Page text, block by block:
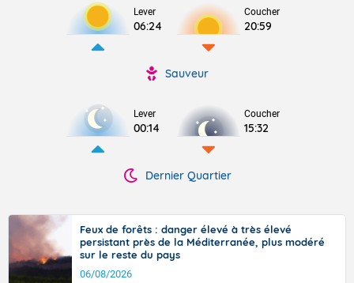
Lever
06:24
Coucher
20:59
Sauveur
Lever
00:14
Coucher
15:32
Dernier Quartier
Feux de forêts : danger élevé à très élevé
persistant près de la Méditerranée, plus modéré
sur le reste du pays
06/08/2026